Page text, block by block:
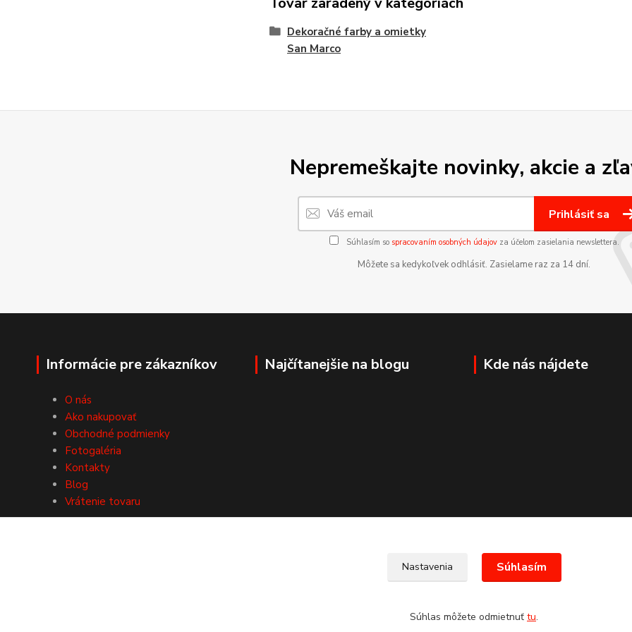
Dekoračné farby a omietky
San Marco
Nepremeškajte novinky, akcie a
Prihlásiť sa
Súhlasím so spracovaním osobných údajovza účelom zasielania newslettera.
Môžete sa kedykoľvek odhlásiť. Zasielame raz za 14 dní.
Informácie pre zákazníkov
O nás
Ako nakupovať
Obchodné podmienky
Fotogaléria
Kontakty
Blog
Vrátenie tovaru
Najčítanejšie na blogu Kde nás nájdete
Nastavenia Súhlasím
Súhlas môžete odmietnuť tu.